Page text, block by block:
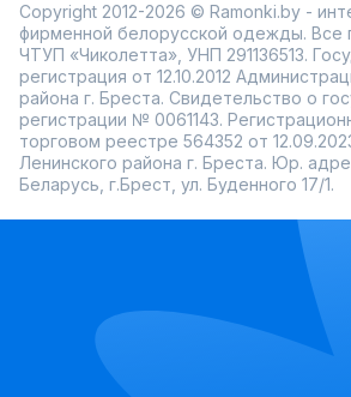
Copyright 2012-2026 © Ramonki.by -
фирменной белорусской одежды. Все
ЧТУП «Чиколетта», УНП 291136513.
регистрация от 12.10.2012
района г. Бреста. Свидетельство о
регистрации № 0061143.
торговом реестре 564352 от
Ленинского района г. Бреста. Юр.
Беларусь, г.Брест, ул. Буденного 17/1.